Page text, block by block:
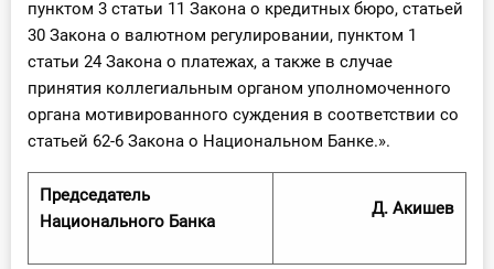
пунктом 3 статьи 11 Закона о кредитных бюро, статьей
30 Закона о валютном регулировании, пунктом 1
статьи 24 Закона о платежах, а также в случае
принятия коллегиальным органом уполномоченного
органа мотивированного суждения в соответствии со
статьей 62-6 Закона о Национальном Банке.».
Председатель
Национального Банка
Д. Акишев